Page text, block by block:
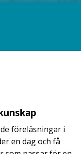
föreläsningar i
en dag och få